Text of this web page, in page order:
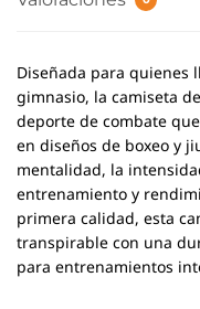
Diseñada para quienes
gimnasio, la camiseta
deporte de combate
en diseños de boxeo y
mentalidad, la
entrenamiento y
primera calidad, esta
transpirable con una
para entrenamientos